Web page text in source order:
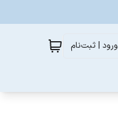
ورود | ثبت‌نام